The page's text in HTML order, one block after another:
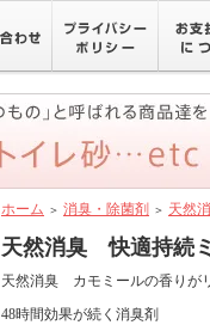
ホーム ＞ 消臭・除菌剤 ＞ 天然
天然消臭 快適持続
天然消臭 カモミールの香りが
48時間効果が続く消臭剤